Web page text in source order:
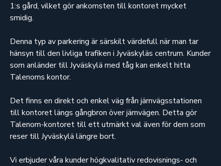
1:s gård, vilket gör ankomsten till kontoret mycket
smidig.
Denna typ av parkering är särskilt värdefull när man tar
hänsyn till den livliga trafiken i Jyväskyläs centrum. Kunder
som anländer till Jyväskylä med tåg kan enkelt hitta
Talenoms kontor.
Det finns en direkt och enkel väg från järnvägsstationen
till kontoret längs gångbron över järnvägen. Detta gör
Talenom-kontoret till ett utmärkt val även för dem som
reser till Jyväskylä längre bort.
Vi erbjuder våra kunder högkvalitativ redovisnings- och